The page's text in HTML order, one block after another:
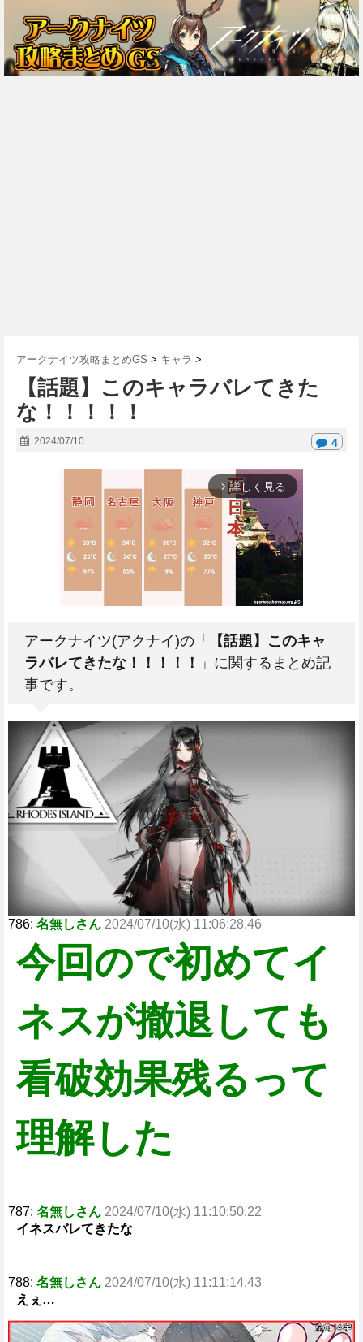
アークナイツ攻略まとめGS > キャラ >
【話題】このキャラバレてきた
な！！！！！
2024/07/10 4
arrow_forward_ios 詳しく見る
M
u
アークナイツ(アクナイ)の「
【話題】このキャ
ラバレてきたな！！！！！
」に関するまとめ記
事です。
786: 名無しさん 2024/07/10(水) 11:06:28.46
今回ので初めてイ
ネスが撤退しても
看破効果残るって
理解した
787: 名無しさん 2024/07/10(水) 11:10:50.22
イネスバレてきたな
788: 名無しさん 2024/07/10(水) 11:11:14.43
えぇ…